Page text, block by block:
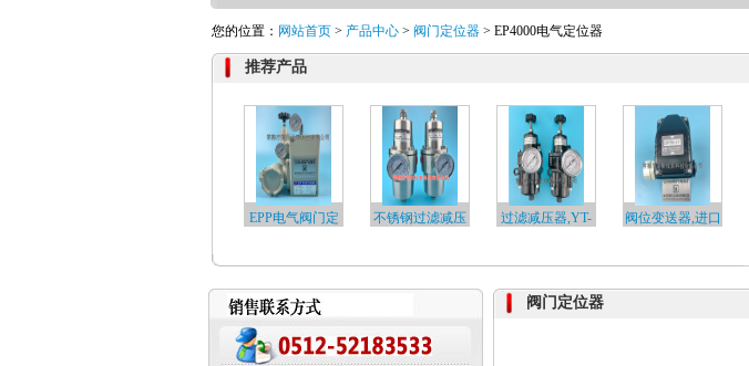
您的位置： 网站首页> 产品中心> 阀门定位器> EP4000电气定位器
推荐产品
EPP电气阀门定
不锈钢过滤减压
过滤减压器,YT-
阀位变送器,进口
阀门定位器